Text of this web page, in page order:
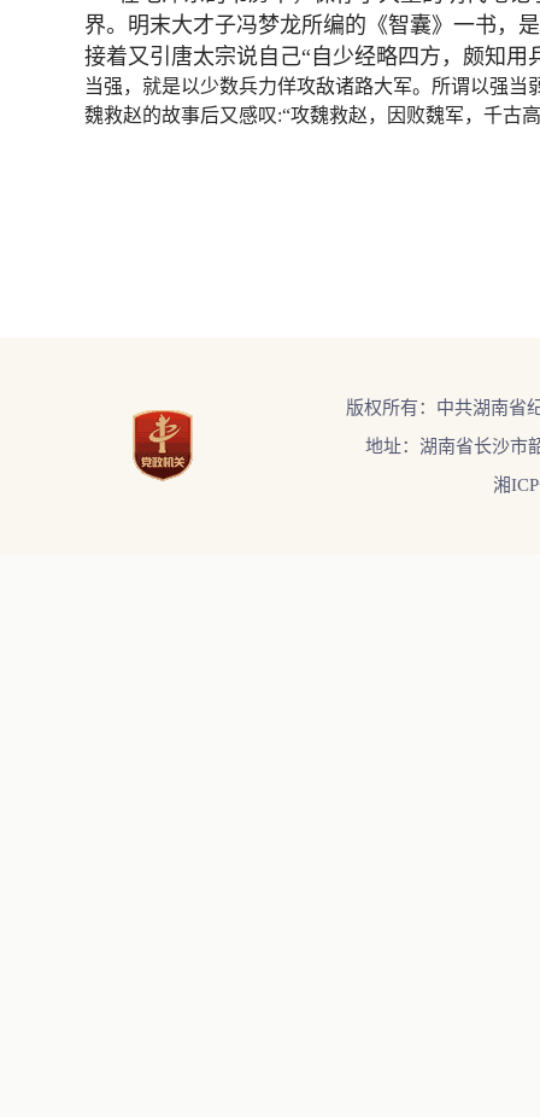
界。明末大才子冯梦龙所编的《智囊》一书，
接着又引唐太宗说自己“自少经略四方，颇知
当强，就是以少数兵力佯攻敌诸路大军。所谓以强
魏救赵的故事后又感叹:“攻魏救赵，因败魏军，千古
版权所有：中共湖南省
地址：湖南省长沙市
湘